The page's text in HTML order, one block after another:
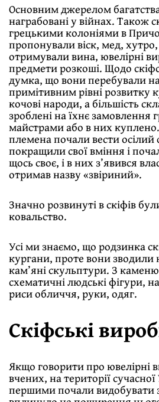
Основним джерелом
награбовані у війнах. Також
грецькими колоніями в
пропонували віск, мед,
отримували вина, ювелiрнi
предмети розкоші. Щодо
думка, що вони перебували
примітивним рiвнi розвитку
кочові народи, а бiльшiсть
зроблені на їхнє замовлення
майстрами або в них
племена почали вести
покращили свої вміння і
щось своє, і в них з’явився
отримав назву «звіриний».
Значно розвинуті в скіфів
ковальство.
Усi ми знаємо, що родзинка
кургани, проте вони зводили
кам’яні скульптури. З
схематичні людські фігури,
риси обличчя, руки, одяг.
Скiфськi
Якщо говорити про ювелiрнi
вчених, на території
першими почали видобувати